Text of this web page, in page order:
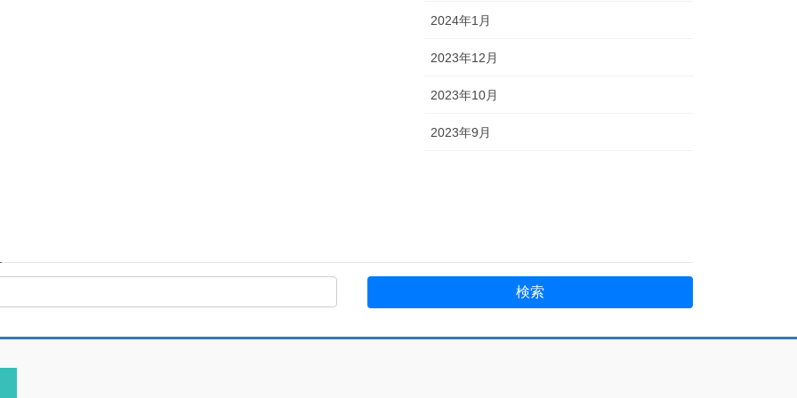
2024年1月
2023年12月
2023年10月
2023年9月